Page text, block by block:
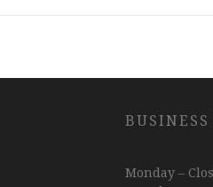
Monday –